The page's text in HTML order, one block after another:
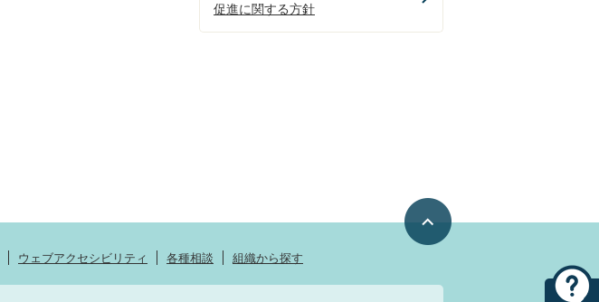
促進に関する方針
ウェブアクセシビリティ 各種相談 組織から探す